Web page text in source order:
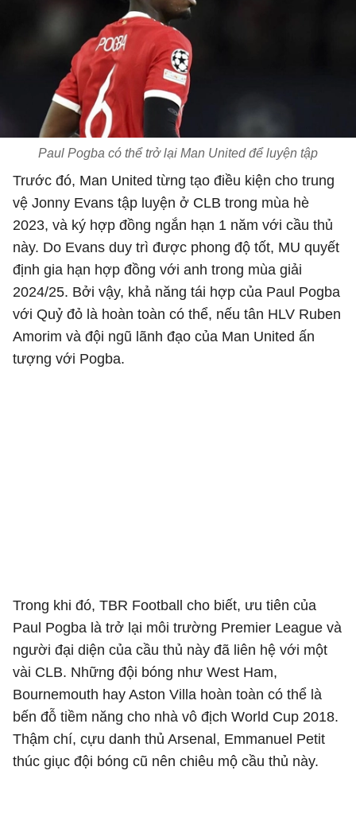
Paul Pogba có thể trở lại Man United để luyện tập
Trước đó, Man United từng tạo điều kiện cho trung
vệ Jonny Evans tập luyện ở CLB trong mùa hè
2023, và ký hợp đồng ngắn hạn 1 năm với cầu thủ
này. Do Evans duy trì được phong độ tốt, MU quyết
định gia hạn hợp đồng với anh trong mùa giải
2024/25. Bởi vậy, khả năng tái hợp của Paul Pogba
với Quỷ đỏ là hoàn toàn có thể, nếu tân HLV Ruben
Amorim và đội ngũ lãnh đạo của Man United ấn
tượng với Pogba.
Trong khi đó, TBR Football cho biết, ưu tiên của
Paul Pogba là trở lại môi trường Premier League và
người đại diện của cầu thủ này đã liên hệ với một
vài CLB. Những đội bóng như West Ham,
Bournemouth hay Aston Villa hoàn toàn có thể là
bến đỗ tiềm năng cho nhà vô địch World Cup 2018.
Thậm chí, cựu danh thủ Arsenal, Emmanuel Petit
thúc giục đội bóng cũ nên chiêu mộ cầu thủ này.